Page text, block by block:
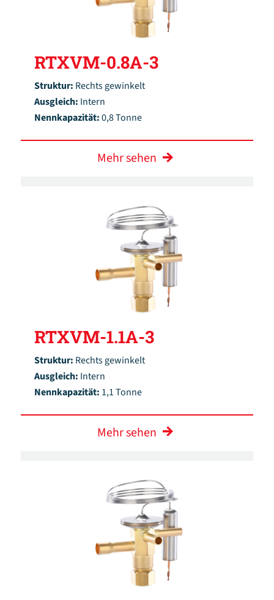
RTXVM-0.8A-3
Struktur: Rechts gewinkelt
Ausgleich: Intern
Nennkapazität:0,8 Tonne
Mehr sehen
RTXVM-1.1A-3
Struktur: Rechts gewinkelt
Ausgleich: Intern
Nennkapazität: 1,1 Tonne
Mehr sehen